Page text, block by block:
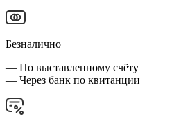
Безналично
— По выставленному счёту
— Через банк по квитанции